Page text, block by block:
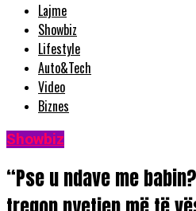
Lajme
Showbiz
Lifestyle
Auto&Tech
Video
Biznes
Showbiz
“Pse u ndave me